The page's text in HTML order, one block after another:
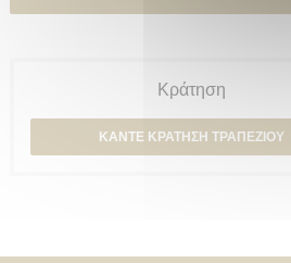
Κράτηση
ΚΆΝΤΕ ΚΡΆΤΗΣΗ ΤΡΑΠΕΖΙΟΎ